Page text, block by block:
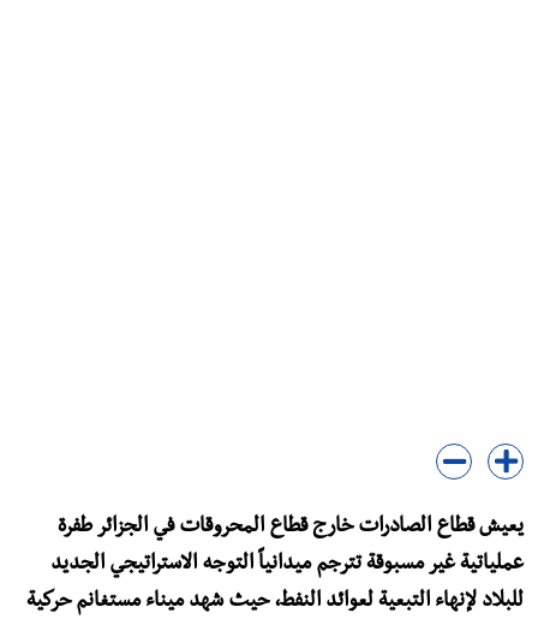
يعيش قطاع الصادرات خارج قطاع المحروقات في الجزائر طفرة
عملياتية غير مسبوقة تترجم ميدانياً التوجه الاستراتيجي الجديد
للبلاد لإنهاء التبعية لعوائد النفط، حيث شهد ميناء مستغانم حركية